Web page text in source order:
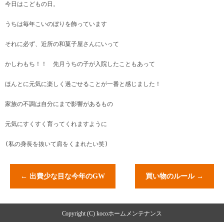
今日はこどもの日。
うちは毎年こいのぼりを飾っています
それに必ず、近所の和菓子屋さんにいって
かしわもち！！ 先月うちの子が入院したこともあって
ほんとに元気に楽しく過ごせることが一番と感じました！
家族の不調は自分にまで影響があるもの
元気にすくすく育ってくれますように
(私の身長を抜いて肩をくまれたい笑)
← 出費少な目な今年のGW 買い物のルール →
Copyright (C) kocoホームメンテナンス